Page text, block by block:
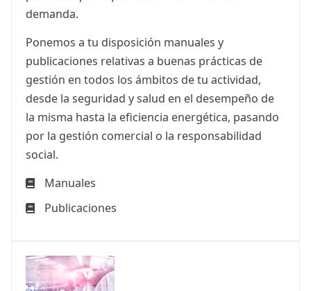
demanda.
Ponemos a tu disposición manuales y
publicaciones relativas a buenas prácticas de
gestión en todos los ámbitos de tu actividad,
desde la seguridad y salud en el desempeño de
la misma hasta la eficiencia energética, pasando
por la gestión comercial o la responsabilidad
social.
Manuales
Publicaciones